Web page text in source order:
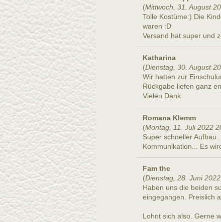
(Mittwoch, 31. August
Tolle Kostüme:) Die
waren :D
Versand hat super und
Katharina
(Dienstag, 30. August
Wir hatten zur
Rückgabe liefen ganz
Vielen Dank
Romana Klemm
(Montag, 11. Juli 2022
Super schneller
Kommunikation... Es
Fam the
(Dienstag, 28. Juni
Haben uns die beiden
eingegangen. Preislich
Lohnt sich also. Gerne